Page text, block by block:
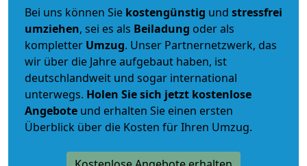
Bei uns können Sie kostengünstig und stressfrei
umziehen, sei es als Beiladung oder als
kompletter Umzug. Unser Partnernetzwerk, das
wir über die Jahre aufgebaut haben, ist
deutschlandweit und sogar international
unterwegs. Holen Sie sich jetzt kostenlose
Angebote und erhalten Sie einen ersten
Überblick über die Kosten für Ihren Umzug.